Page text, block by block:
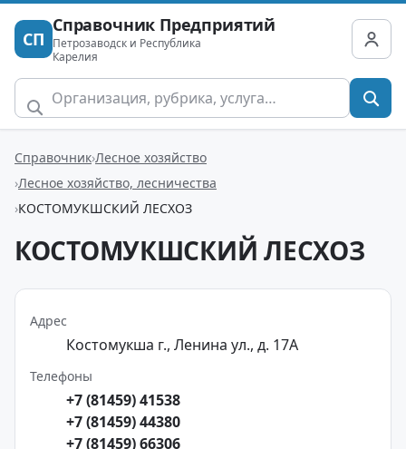
СП
Справочник Предприятий
Петрозаводск и Республика
Карелия
Справочник Лесное хозяйство
Лесное хозяйство, лесничества
КОСТОМУКШСКИЙ ЛЕСХОЗ
КОСТОМУКШСКИЙ ЛЕСХОЗ
Адрес
Костомукша г., Ленина ул., д. 17А
Телефоны
+7 (81459) 41538
+7 (81459) 44380
+7 (81459) 66306